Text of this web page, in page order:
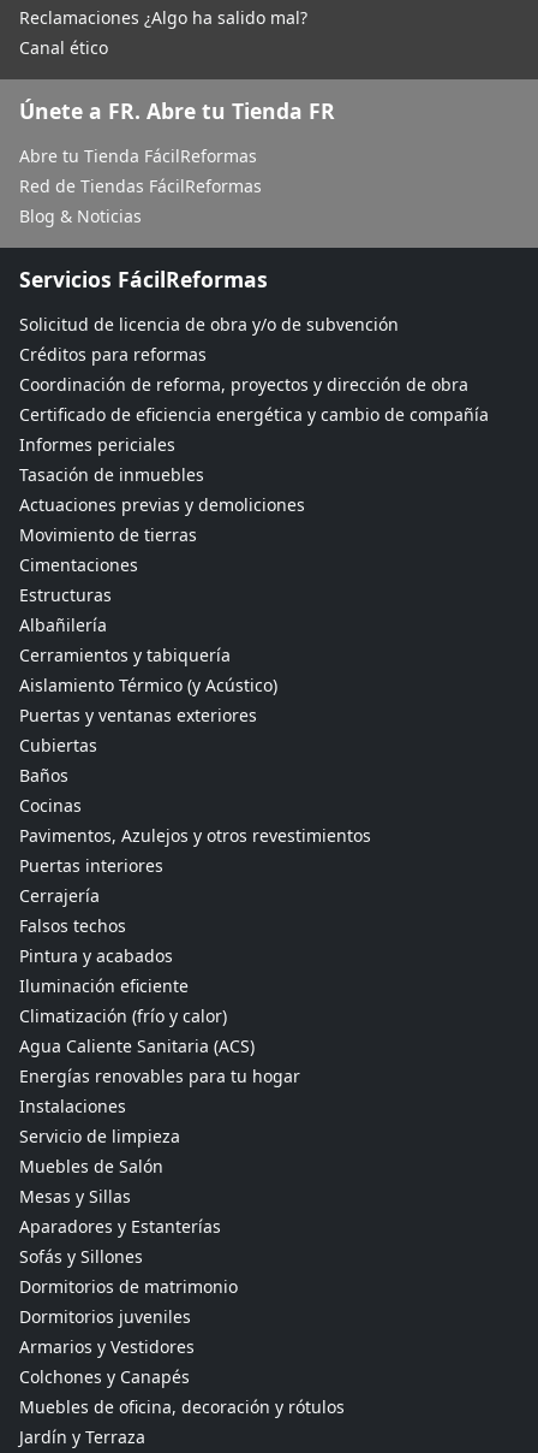
Reclamaciones ¿Algo ha salido mal?
Canal ético
Únete a FR. Abre tu Tienda FR
Abre tu Tienda FácilReformas
Red de Tiendas FácilReformas
Blog & Noticias
Servicios FácilReformas
Solicitud de licencia de obra y/o de subvención
Créditos para reformas
Coordinación de reforma, proyectos y dirección de obra
Certificado de eficiencia energética y cambio de compañía
Informes periciales
Tasación de inmuebles
Actuaciones previas y demoliciones
Movimiento de tierras
Cimentaciones
Estructuras
Albañilería
Cerramientos y tabiquería
Aislamiento Térmico (y Acústico)
Puertas y ventanas exteriores
Cubiertas
Baños
Cocinas
Pavimentos, Azulejos y otros revestimientos
Puertas interiores
Cerrajería
Falsos techos
Pintura y acabados
Iluminación eficiente
Climatización (frío y calor)
Agua Caliente Sanitaria (ACS)
Energías renovables para tu hogar
Instalaciones
Servicio de limpieza
Muebles de Salón
Mesas y Sillas
Aparadores y Estanterías
Sofás y Sillones
Dormitorios de matrimonio
Dormitorios juveniles
Armarios y Vestidores
Colchones y Canapés
Muebles de oficina, decoración y rótulos
Jardín y Terraza